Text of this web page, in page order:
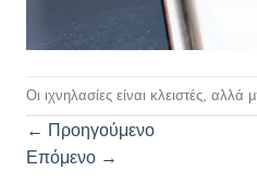
Οι ιχνηλασίες είναι κλειστές, αλλά
← Προηγούμενο
Επόμενο →